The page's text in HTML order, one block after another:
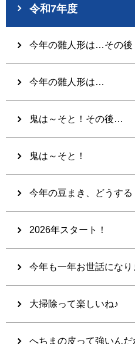
令和7年度
今年の雛人形は…その後
今年の雛人形は…
鬼は～そと！その後…
鬼は～そと！
今年の豆まき、どうする
2026年スタート！
今年も一年お世話になり
大掃除って楽しいね♪
へちまの皮って強いんだ